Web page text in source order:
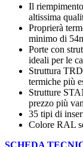
Il
altissima
Proprierà
minimo di
Porte con
ideali per le
Struttura
termiche più
Strutture
prezzo più
35 tipi di
Colore RAL
SCHEDA